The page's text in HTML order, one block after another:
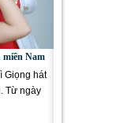
miền Nam
Giọng hát
Từ ngày